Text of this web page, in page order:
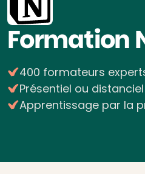
Formation
400 formateurs
Présentiel ou distanciel
Apprentissage par la